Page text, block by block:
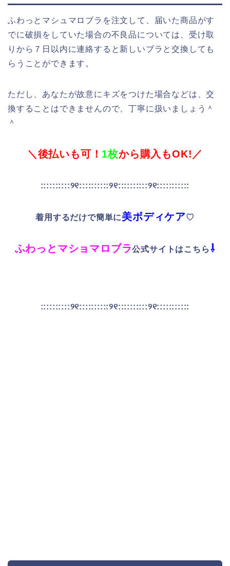
ふわっとマシュマロブラを注文して、届いた商品がす
でに破損をしていた場合の不良品については、受け取
りから ７日以内に連絡すると新しいブラと交換しても
らうことができます。
ただし、あなたが故意にキズをつけた場合などは、交
換することはできませんので、丁寧に扱いましょう＾
＾
＼後払いも可！ 1枚から購入もOK!／
::::::::::୨୧::::::::::୨୧::::::::::୨୧:::::::::::
着用するだけで簡単に美ボディケア♡
ふわっとマショマロブラ公式サイトはこちら ⇩
::::::::::୨୧::::::::::୨୧::::::::::୨୧:::::::::::